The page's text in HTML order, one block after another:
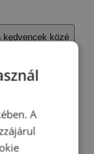
kedvencek közé
A